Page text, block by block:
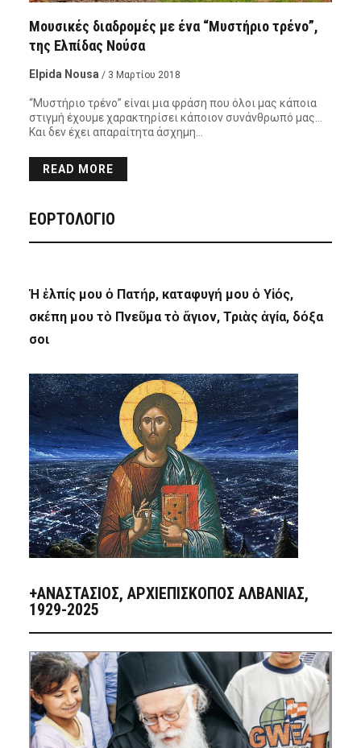
Μουσικές διαδρομές με ένα “Μυστήριο τρένο”,
της Ελπίδας Νούσα
Elpida Nousa / 3 Μαρτίου 2018
“Mυστήριο τρένο” είναι μια φράση που όλοι μας κάποια
στιγμή έχουμε χαρακτηρίσει κάποιον συνάνθρωπό μας…
Και δεν έχει απαραίτητα άσχημη…
READ MORE
ΕΟΡΤΟΛΟΓΙΟ
Ἡ ἐλπίς μου ὁ Πατήρ, καταφυγή μου ὁ Υἱός,
σκέπη μου τὸ Πνεῦμα τὸ ἅγιον, Τριὰς ἁγία, δόξα
σοι
+ΑΝΑΣΤΆΣΙΟΣ, ΑΡΧΙΕΠΊΣΚΟΠΟΣ ΑΛΒΑΝΊΑΣ,
1929-2025